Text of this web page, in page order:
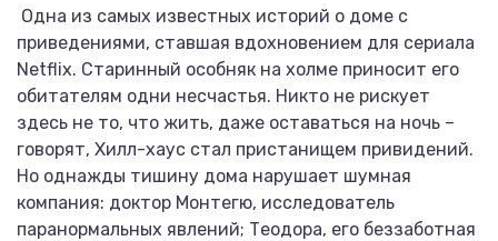
Одна из самых известных историй о доме с
приведениями, ставшая вдохновением для сериала
Netflix. Старинный особняк на холме приносит его
обитателям одни несчастья. Никто не рискует
здесь не то, что жить, даже оставаться на ночь –
говорят, Хилл-хаус стал пристанищем привидений.
Но однажды тишину дома нарушает шумная
компания: доктор Монтегю, исследователь
паранормальных явлений; Теодора, его беззаботная